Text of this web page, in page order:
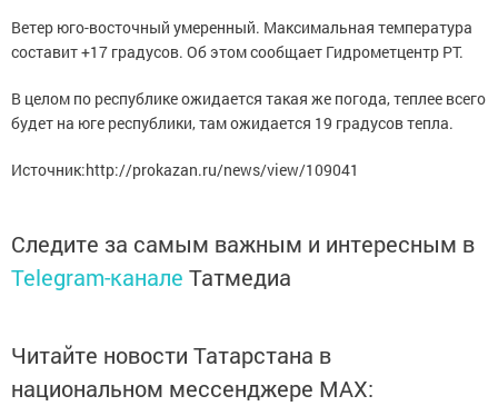
Ветер юго-восточный умеренный. Максимальная температура
составит +17 градусов. Об этом сообщает Гидрометцентр РТ.
В целом по республике ожидается такая же погода, теплее всего
будет на юге республики, там ожидается 19 градусов тепла.
Источник:http://prokazan.ru/news/view/109041
Следите за самым важным и интересным в
Telegram-канале Татмедиа
Читайте новости Татарстана в
национальном мессенджере MАХ: